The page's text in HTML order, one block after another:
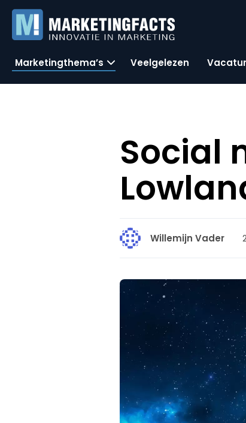
Marketingthema’s Veelgelezen
Social
Willemijn Vader